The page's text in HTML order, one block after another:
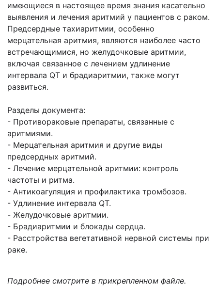
имеющиеся в настоящее время знания касательно
выявления и лечения аритмий у пациентов с раком.
Предсердные тахиаритмии, особенно
мерцательная аритмия, являются наиболее часто
встречающимися, но желудочковые аритмии,
включая связанное с лечением удлинение
интервала QT и брадиаритмии, также могут
развиться.
Разделы документа:
- Противораковые препараты, связанные с
аритмиями.
- Мерцательная аритмия и другие виды
предсердных аритмий.
- Лечение мерцательной аритмии: контроль
частоты и ритма.
- Антикоагуляция и профилактика тромбозов.
- Удлинение интервала QT.
- Желудочковые аритмии.
- Брадиаритмии и блокады сердца.
- Расстройства вегетативной нервной системы при
раке.
Подробнее смотрите в прикрепленном файле.